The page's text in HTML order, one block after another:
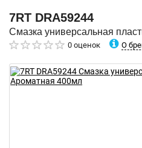
7RT DRA59244
Смазка универсальная
0 оценок О